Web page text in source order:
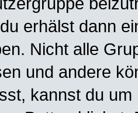
erhälst dann
Nicht alle
und andere
kannst du